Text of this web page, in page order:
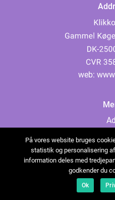
web:
På vores website bruges
statistik og personalisering
information deles med
godkender du
Ok